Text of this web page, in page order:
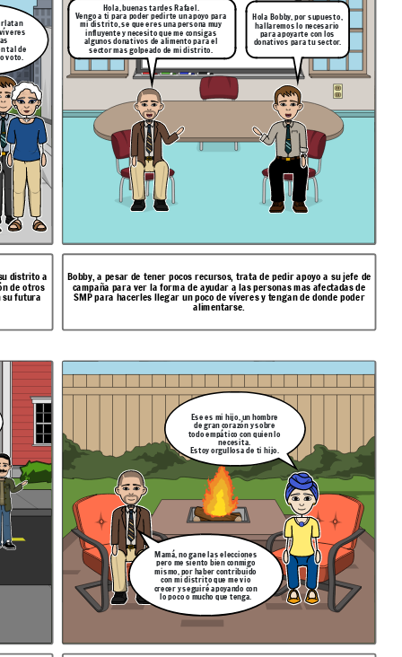
distrito a
de otros
su futura
Bobby, a pesar de tener pocos recursos, trata de pedir apoyo a su jefe de
campaña para ver la forma de ayudar a las personas mas afectadas de
SMP para hacerles llegar un poco de víveres y tengan de donde poder
alimentarse.
tal de
voto.
Hola, buenas tardes Rafael.
Vengo a ti para poder pedirte un apoyo para
mi distrito, se que eres una persona muy
influyente y necesito que me consigas
algunos donativos de alimento para el
sector mas golpeado de mi distrito.
Hola Bobby, por supuesto,
hallaremos lo necesario
para apoyarte con los
donativos para tu sector.
Mamá, no gane las elecciones
pero me siento bien conmigo
mismo, por haber contribuido
con mi distrito que me vio
crecer y seguiré apoyando con
lo poco o mucho que tenga.
Ese es mi hijo, un hombre
de gran corazón y sobre
todo empático con quien lo
necesita.
Estoy orgullosa de ti hijo.